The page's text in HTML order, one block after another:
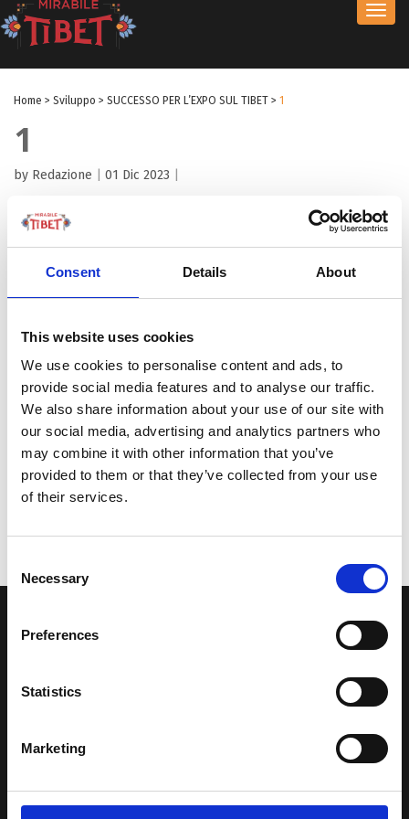
Consent Details About
This website uses cookies
We use cookies to personalise content and ads, to
provide social media features and to analyse our traffic.
We also share information about your use of our site with
our social media, advertising and analytics partners who
may combine it with other information that you’ve
provided to them or that they’ve collected from your use
of their services.
Selection
Necessary
Preferences
Statistics
Marketing
Home > Sviluppo > SUCCESSO PER L’EXPO SUL TIBET > 1
1
by Redazione 01 Dic 2023
LA NOSTRA MISSION
Una comunità di appassionati della cultura tibetana che hanno
avuto modo di viaggiare e conoscere questa meravigliosa regione.
paesaggi e la sua gente è capace di riempire il cuore.